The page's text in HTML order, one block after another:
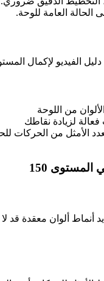
العامة للوحة.
لإكمال المستوى 150
من اللوحة
لزيادة نقاطك
150
أنماط ألوان معقدة قد